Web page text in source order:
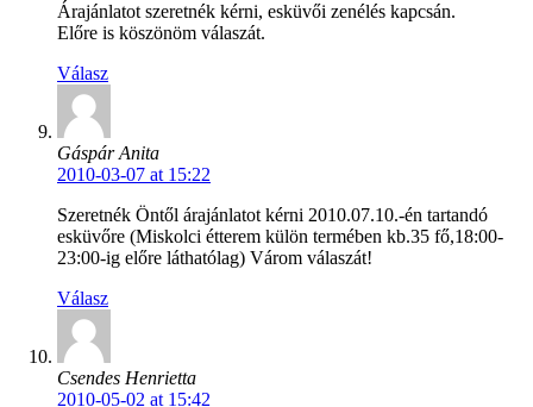
Árajánlatot szeretnék kérni, esküvői zenélés kapcsán.
Előre is köszönöm válaszát.
Válasz
Gáspár Anita
2010-03-07 at 15:22
Szeretnék Öntől árajánlatot kérni 2010.07.10.-én tartandó
esküvőre (Miskolci étterem külön termében kb.35 fő,18:00-
23:00-ig előre láthatólag) Várom válaszát!
Válasz
Csendes Henrietta
2010-05-02 at 15:42